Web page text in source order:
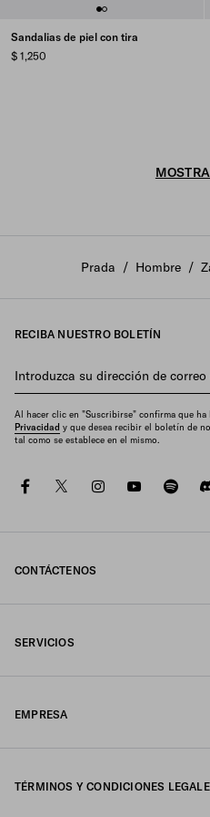
Sandalias de piel con tira
$ 1,250
Prada / Hombre /
RECIBA NUESTRO BOLETÍN
Introduzca su dirección de
Al hacer clic en "Suscribirse" confirma que
Privacidad y que desea recibir el boletín de
tal como se establece en el mismo.
facebooktwitterinstagram
CONTÁCTENOS
SERVICIOS
EMPRESA
TÉRMINOS Y CONDICIONES